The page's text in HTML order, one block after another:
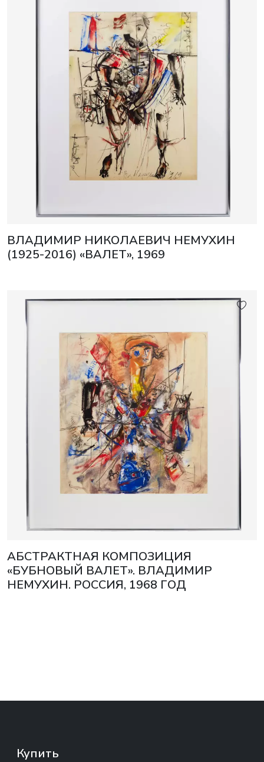
ВЛАДИМИР НИКОЛАЕВИЧ НЕМУХИН
(1925-2016) «ВАЛЕТ», 1969
АБСТРАКТНАЯ КОМПОЗИЦИЯ
«БУБНОВЫЙ ВАЛЕТ». ВЛАДИМИР
НЕМУХИН. РОССИЯ, 1968 ГОД
Купить